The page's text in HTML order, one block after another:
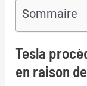
Sommaire
Tesla
en raison